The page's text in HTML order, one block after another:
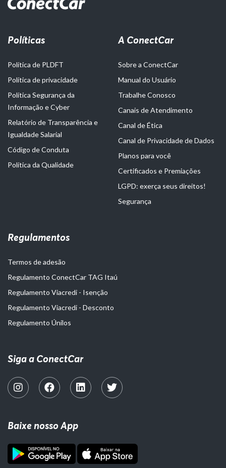
Políticas
Política de PLDFT
Política de privacidade
Política Segurança da
Informação e Cyber
Relatório de Transparência e
Igualdade Salarial
Código de Conduta
Política da Qualidade
A ConectCar
Sobre a ConectCar
Manual do Usuário
Trabalhe Conosco
Canais de Atendimento
Canal de Ética
Canal de Privacidade de Dados
Planos para você
Certificados e Premiações
LGPD: exerça seus direitos!
Segurança
Regulamentos
Termos de adesão
Regulamento ConectCar TAG Itaú
Regulamento Viacredi - Isenção
Regulamento Viacredi - Desconto
Regulamento Únilos
Siga a ConectCar
Baixe nosso App